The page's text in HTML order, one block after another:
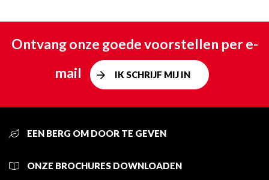
Ontvang onze goede voorstellen per e-
mail
IK SCHRIJF MIJ IN
EEN BERG OM DOOR TE GEVEN
ONZE BROCHURES DOWNLOADEN